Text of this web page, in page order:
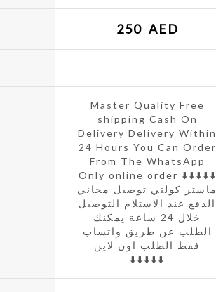
250 AED
Master Quality Free
shipping Cash On
Delivery Delivery Within
24 Hours You Can Order
From The WhatsApp
Only online order ⬇️⬇️⬇️⬇️⬇️
ماستر كولتي توصيل مجاني
الدفع عند الاستلام التوصيل
خلال 24 ساعة يمكنك
الطلب عن طريق واتساب
فقط الطلب اون لاين
⬇️⬇️⬇️⬇️⬇️